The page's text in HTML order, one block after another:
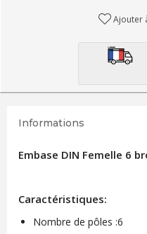
Ajouter
Informations
Embase DIN Femelle 6
Caractéristiques:
Nombre de pôles :6